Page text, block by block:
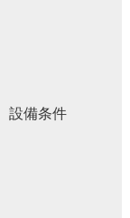
設備条件